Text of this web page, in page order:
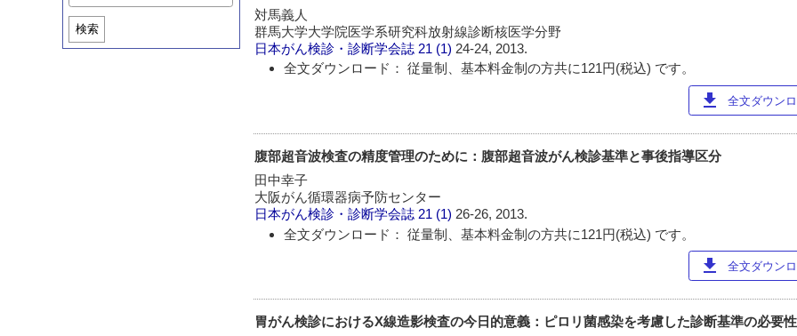
検索
対馬義人
群馬大学大学院医学系研究科放射線診断核医学分野
日本がん検診・診断学会誌 21 (1) 24-24, 2013.
全文ダウンロード： 従量制、基本料金制の方共に121円(税込) です。
download 全文ダウン
腹部超音波検査の精度管理のために：腹部超音波がん検診基準と事後指導区分
田中幸子
大阪がん循環器病予防センター
日本がん検診・診断学会誌 21 (1) 26-26, 2013.
全文ダウンロード： 従量制、基本料金制の方共に121円(税込) です。
download 全文ダウン
胃がん検診におけるX線造影検査の今日的意義：ピロリ菌感染を考慮した診断基準の必要